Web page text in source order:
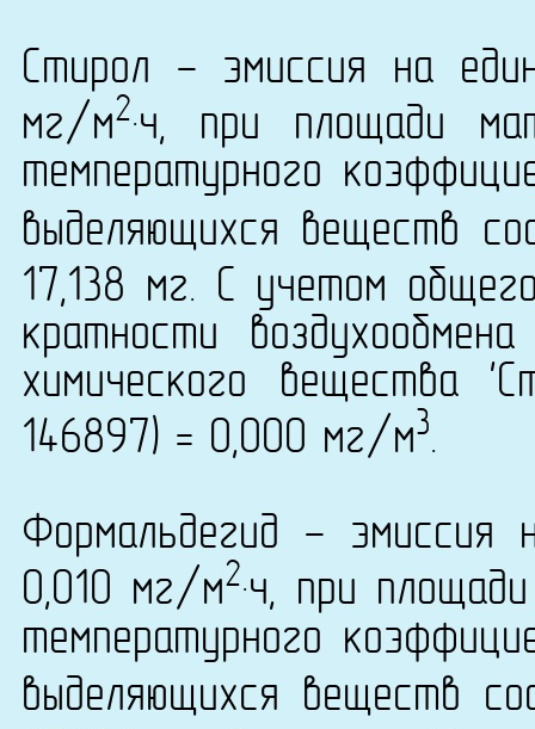
Стирол - эмиссия на
мг/м2·ч, при площади
температурного
выделяющихся веществ
17,138 мг. С учетом
кратности
химического вещества
146897) = 0,000 мг/м3.
Формальдегид - эмиссия
0,010 мг/м2·ч, при
температурного
выделяющихся веществ